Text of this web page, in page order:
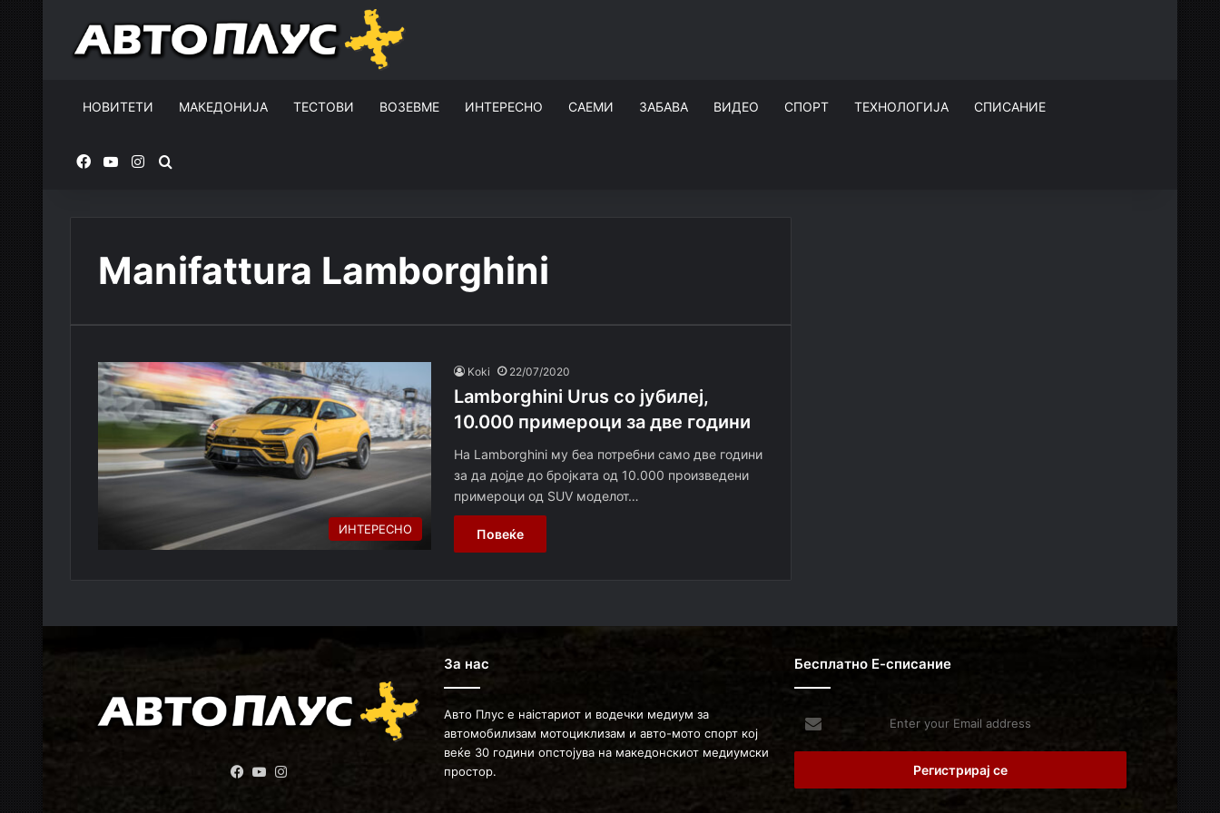
НОВИТЕТИ МАКЕДОНИЈА ТЕСТОВИ ВОЗЕВМЕ ИНТЕРЕСНО САЕМИ ЗАБАВА ВИДЕО СПОРТ ТЕХНОЛОГИЈА СПИСАНИЕ
FacebookYouTubeInstagram
Manifattura Lamborghini
ИНТЕРЕСНО
Koki 22/07/2020
Lamborghini Urus со јубилеј,
10.000 примероци за две години
На Lamborghini му беа потребни само две години
за да дојде до бројката од 10.000 произведени
примероци од SUV моделот…
Повеќе
Facebook
YouTube
За нас
Авто Плус е наістариот и водечки медиум за
автомобилизам мотоциклизам и авто-мото спорт кој
веќе 30 години опстојува на македонскиот медиумски
простор.
Бесплатно Е-списание
Enter
your
Email